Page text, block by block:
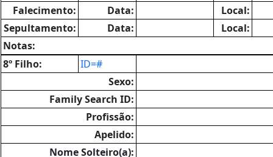
Falecimento:
Data:
Local:
Sepultamento:
Data:
Local:
Notas:
8º Filho:
ID=#
Sexo:
Family Search ID:
Profissão:
Apelido:
Nome Solteiro(a):